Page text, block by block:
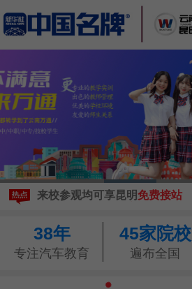
现在报名享3500元助学金
来校参观均可享昆明免费接站
享3500元助学金
来校参观均可享昆明免费接站
预约参观学校，可 享报销路费
38年
专注汽车教育
45家院校
遍布全国